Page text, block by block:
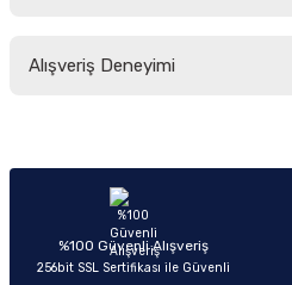
yetersiz gördüğünüz noktaları öneri
Ürün açıklamasında eksik bilgiler
Ürün bilgilerinde hatalar bulunuyor.
Ürün fiyatı diğer sitelerden daha
Alışveriş Deneyimi
Sitemize ilk
%100 Güvenli Alışveriş
256bit SSL Sertifikası ile Güvenli